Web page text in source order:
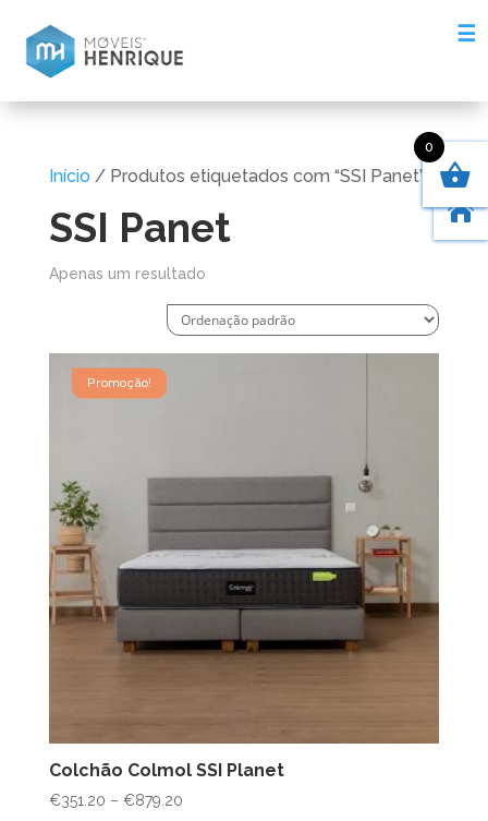
☰
Início / Produtos etiquetados com “SSI Panet”
SSI Panet
Apenas um resultado
Promoção!
Colchão Colmol SSI Planet
€351.20 – €879.20Price

0